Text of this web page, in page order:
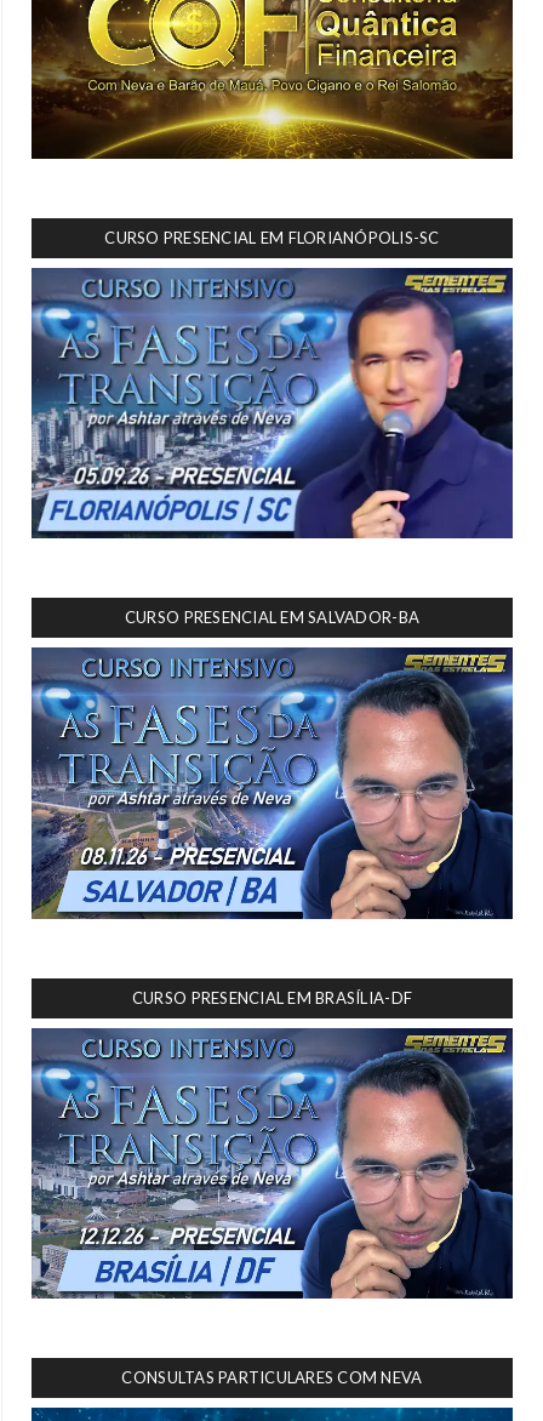
CURSO PRESENCIAL EM FLORIANÓPOLIS-SC
CURSO PRESENCIAL EM SALVADOR-BA
CURSO PRESENCIAL EM BRASÍLIA-DF
CONSULTAS PARTICULARES COM NEVA